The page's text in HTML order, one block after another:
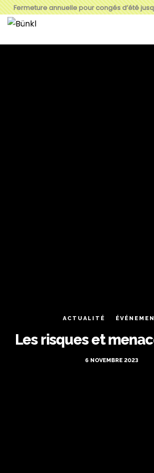
Fermeture annuelle pour congés d’été
ACTUALITÉ
Les risques et
6 NOVEMBRE 2023